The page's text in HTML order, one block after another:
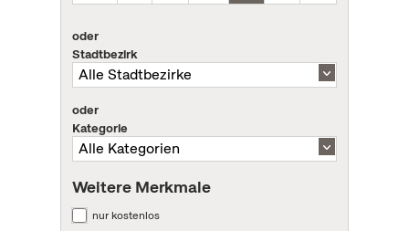
oder
Stadtbezirk
oder
Kategorie
Weitere Merkmale
nur kostenlos